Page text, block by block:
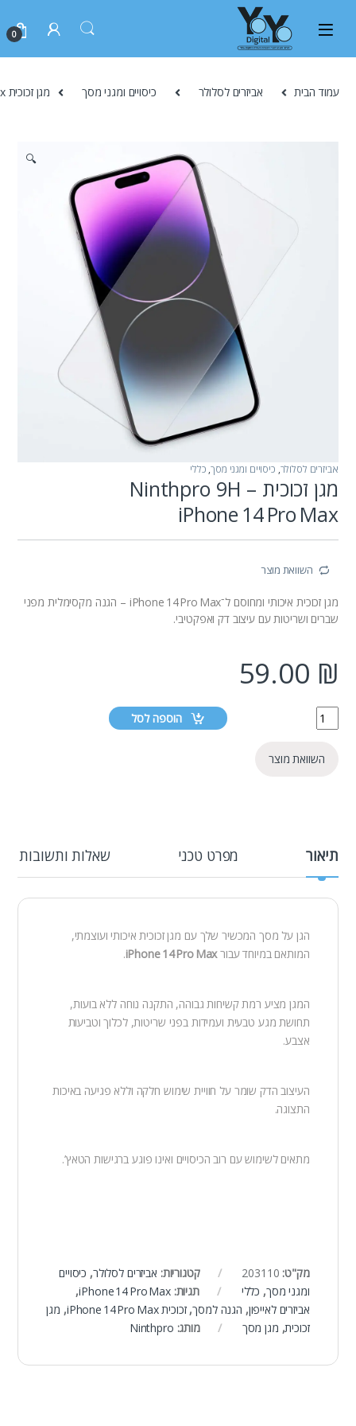
0
עמוד הבית אביזרים לסלולר כיסויים ומגני מסך מגן זכוכית Ninthpro 9H – iPhone 14 Pro Max
🔍
אביזרים לסלולר, כיסויים ומגני מסך,כללי
מגן זכוכית Ninthpro 9H –
iPhone 14 Pro Max
השוואת מוצר
מגן זכוכית איכותי ומחוסם ל־iPhone 14 Pro Max – הגנה מקסימלית מפני
שברים ושריטות עם עיצוב דק ואפקטיבי.
59.00 ₪
הוספה לסל
השוואת מוצר
תיאור מפרט טכני שאלות ותשובות
הגן על מסך המכשיר שלך עם מגן זכוכית איכותי ועוצמתי,
המותאם במיוחד עבורiPhone 14 Pro Max
.
המגן מציע רמת קשיחות גבוהה, התקנה נוחה ללא בועות,
תחושת מגע טבעית ועמידות בפני שריטות, לכלוך וטביעות
אצבע.
העיצוב הדק שומר על חוויית שימוש חלקה וללא פגיעה באיכות
התצוגה.
מתאים לשימוש עם רוב הכיסויים ואינו פוגע ברגישות הטאץ’.
מק"ט: 203110 קטגוריות: אביזרים לסלולר, כיסויים
ומגני מסך, כללי תגיות:iPhone 14 Pro Max
,
אביזרים לאייפון, הגנה למסך,זכוכית iPhone 14 Pro Max , מגן
זכוכית, מגן מסך מותג: Ninthpro